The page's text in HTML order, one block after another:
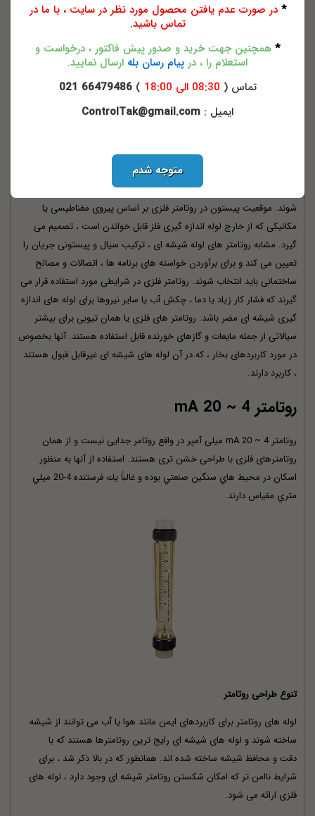
لوله های فلزی معمولاً از جنس آلومینیوم ، برنج یا استیل ضد زنگ تولید می
شوند. موقعیت پیستون در روتامتر فلزی بر اساس پیروی مغناطیسی یا
مکانیکی که از خارج لوله اندازه گیری فلز قابل خواندن است ، تصمیم می
گیرد. مشابه روتامتر های لوله شیشه ای ، ترکیب سیال و پیستونی جریان را
تعیین می کند و برای برآوردن خواسته های برنامه ها ، اتصالات و مصالح
ساختمانی باید انتخاب شوند. روتامتر فلزی در شرایطی مورد استفاده قرار می
گیرند که فشار کار زیاد یا دما ، چکش آب یا سایر نیروها برای لوله های اندازه
گیری شیشه ای مضر باشد. روتامتر های فلزی یا همان تیوبی برای بیشتر
سیالاتی از جمله مایعات و گازهای خورنده قابل استفاده هستند. آنها بخصوص
در مورد کاربردهای بخار ، که در آن لوله های شیشه ای غیرقابل قبول هستند
، کاربرد دارند.
روتامتر 4 ~ 20 mA
روتامتر 4 ~ 20 mA میلی آمپر در واقع روتامر جدایی نیست و از همان
روتامترهای فلزی با طراحی خشن تری هستند. استفاده از آنها به منظور
اسكان در محيط هاي سنگين صنعتي بوده و غالباً يك فرستنده 4-20 ميلي
متري مقياس دارند.
تنوع طراحی روتامتر
لوله های روتامتر برای کاربردهای ایمن مانند هوا یا آب می توانند از شیشه
ساخته شوند و لوله های شیشه ای رایج ترین روتامترها هستند که با
دقت و محافظ شیشه ساخته شده اند. همانطور که در بالا ذکر شد ، برای
شرایط ناامن تر که امکان شکستن روتامتر شیشه ای وجود دارد ، لوله های
فلزی ارائه می شود.
*در صورت عدم یافتن محصول مورد نظر در سایت ، با ما در
تماس باشید.
* همچنین جهت خرید و صدور پیش فاکتور ، درخواست و
استعلام را ، در پیام رسان بله ارسال نمایید.
تماس ( 08:30 الی 18:00 )
66479486 021
ایمیل : ControlTak@gmail.com
متوجه شدم